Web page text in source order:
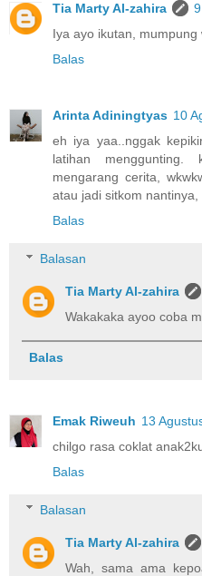
Tia Marty Al-zahira
Iya ayo ikutan,
Balas
Arinta Adiningtyas 10
eh iya yaa..nggak
latihan menggunting.
mengarang cerita,
atau jadi sitkom nantinya,
Balas
Balasan
Tia Marty Al-zahira
Wakakaka ayoo coba
Balas
Emak Riweuh 13
chilgo rasa coklat
Balas
Balasan
Tia Marty Al-zahira
Wah, sama ama